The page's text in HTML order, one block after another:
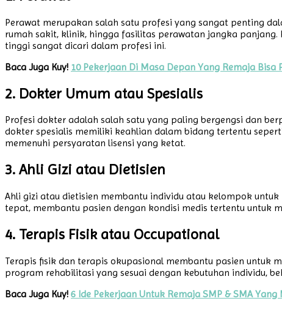
Perawat merupakan salah satu profesi yang sangat penting
rumah sakit, klinik, hingga fasilitas perawatan jangka
tinggi sangat dicari dalam profesi ini.
Baca Juga Kuy! 10 Pekerjaan Di Masa Depan Yang Remaja Bisa
2. Dokter Umum atau Spesialis
Profesi dokter adalah salah satu yang paling bergengsi dan
dokter spesialis memiliki keahlian dalam bidang tertentu
memenuhi persyaratan lisensi yang ketat.
3. Ahli Gizi atau Dietisien
Ahli gizi atau dietisien membantu individu atau kelompok
tepat, membantu pasien dengan kondisi medis tertentu untuk
4. Terapis Fisik atau Occupational
Terapis fisik dan terapis okupasional membantu pasien untuk
program rehabilitasi yang sesuai dengan kebutuhan individu,
Baca Juga Kuy! 6 Ide Pekerjaan Untuk Remaja SMP & SMA